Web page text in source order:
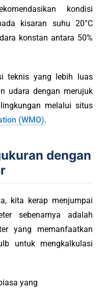
kondisi
kisaran suhu 20°C
konstan antara 50%
teknis yang lebih luas
udara dengan merujuk
melalui situs
(WMO).
dengan
kita kerap menjumpai
sebenarnya adalah
yang memanfaatkan
untuk mengkalkulasi
yang